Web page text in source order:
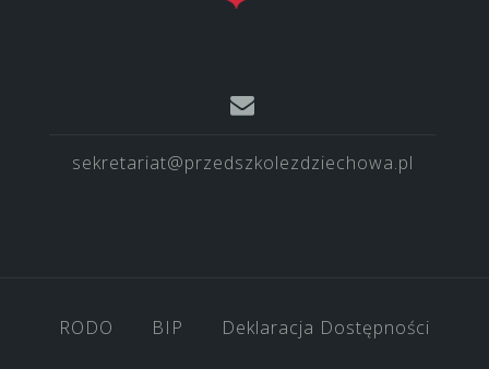
sekretariat@przedszkolezdziechowa.pl
RODO BIP Deklaracja Dostępności